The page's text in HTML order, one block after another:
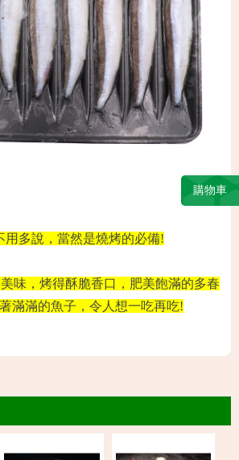
購物車
用多說，當然是燒烤的必備!
味，烤得酥脆香口，肥美飽滿的多春
滿滿的魚子，令人想一吃再吃!